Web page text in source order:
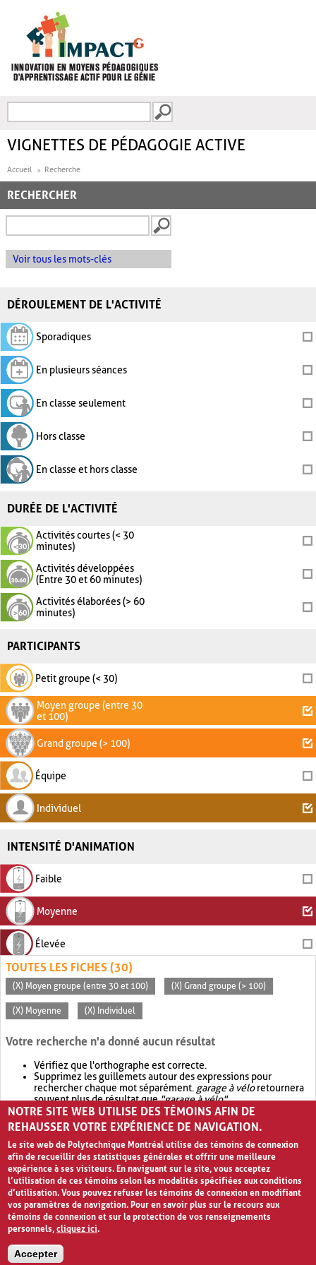
FORMULAIRE DE
VIGNETTES DE PÉDAGOGIE ACTIVE
Accueil Recherche
RECHERCHER
Voir tous les mots-clés
DÉROULEMENT DE L'ACTIVITÉ
Sporadiques
En plusieurs séances
En classe seulement
Hors classe
En classe et hors classe
DURÉE DE L'ACTIVITÉ
Activités courtes (< 30
minutes)
Activités développées
(Entre 30 et 60 minutes)
Activités élaborées (> 60
minutes)
PARTICIPANTS
Petit groupe (< 30)
Moyen groupe (entre 30
et 100)
Grand groupe (> 100)
Équipe
Individuel
INTENSITÉ D'ANIMATION
Faible
Moyenne
Élevée
TOUTES LES FICHES (30)
(X) Moyen groupe (entre 30 et 100) (X) Grand groupe (> 100)
(X) Moyenne (X) Individuel
Votre recherche n'a donné aucun résultat
Vérifiez que l'orthographe est correcte.
Supprimez les guillemets autour des expressions pour
rechercher chaque mot séparément. garage à véloretournera
souvent plus de résultat que"garage à vélo".
Envisagez d'élargir votre recherche avec OR.garage OR vélo
retournera souvent plus de résultat quegarage à vélo
NOTRE SITE WEB UTILISE DES TÉMOINS AFIN DE
REHAUSSER VOTRE EXPÉRIENCE DE NAVIGATION.
Le site web de Polytechnique Montréal utilise des témoins de connexion
afin de recueillir des statistiques générales et offrir une meilleure
expérience à ses visiteurs. En naviguant sur le site, vous acceptez
l’utilisation de ces témoins selon les modalités spécifiées aux conditions
d’utilisation. Vous pouvez refuser les témoins de connexion en modifiant
vos paramètres de navigation. Pour en savoir plus sur le recours aux
témoins de connexion et sur la protection de vos renseignements
personnels,cliquez ici.
Accepter